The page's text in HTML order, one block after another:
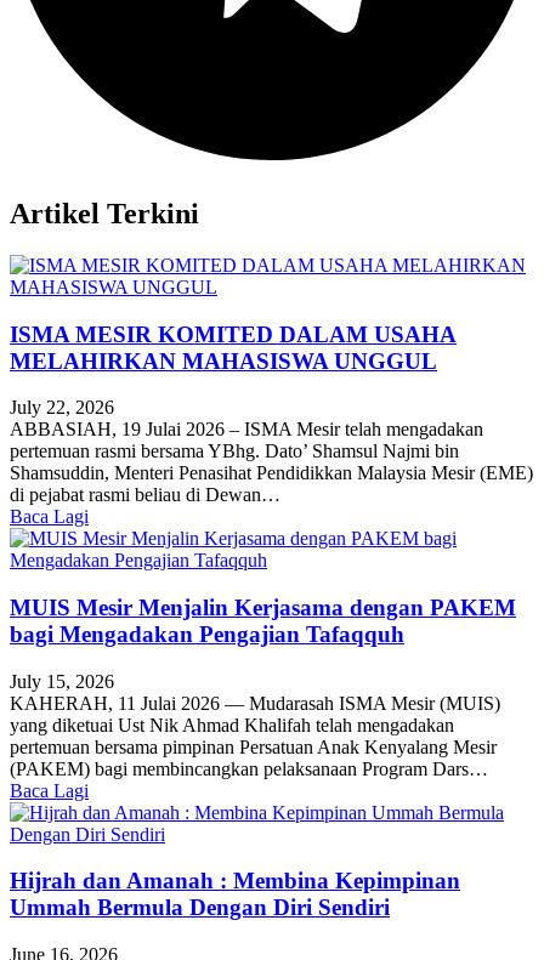
Artikel Terkini
ISMA MESIR KOMITED DALAM USAHA
MELAHIRKAN MAHASISWA UNGGUL
July 22, 2026
ABBASIAH, 19 Julai 2026 – ISMA Mesir telah mengadakan
pertemuan rasmi bersama YBhg. Dato’ Shamsul Najmi bin
Shamsuddin, Menteri Penasihat Pendidikkan Malaysia Mesir (EME)
di pejabat rasmi beliau di Dewan…
Baca Lagi
MUIS Mesir Menjalin Kerjasama dengan PAKEM
bagi Mengadakan Pengajian Tafaqquh
July 15, 2026
KAHERAH, 11 Julai 2026 — Mudarasah ISMA Mesir (MUIS)
yang diketuai Ust Nik Ahmad Khalifah telah mengadakan
pertemuan bersama pimpinan Persatuan Anak Kenyalang Mesir
(PAKEM) bagi membincangkan pelaksanaan Program Dars…
Baca Lagi
Hijrah dan Amanah : Membina Kepimpinan
Ummah Bermula Dengan Diri Sendiri
June 16, 2026